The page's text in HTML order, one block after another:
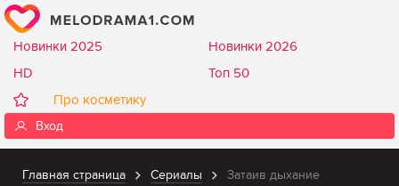
Новинки 2025
Новинки 2026
HD
Топ 50
Про косметику
Вход
Главная страница Сериалы Затаив дыхание